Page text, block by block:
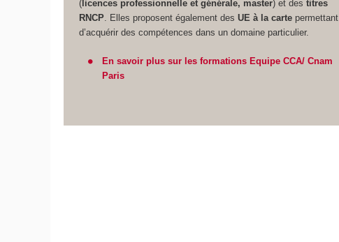
( licences professionnelle et générale, master) et des titres
RNCP. Elles proposent également desUE à la carte permettant
d’acquérir des compétences dans un domaine particulier.
En savoir plus sur les formations Equipe CCA/ Cnam
Paris